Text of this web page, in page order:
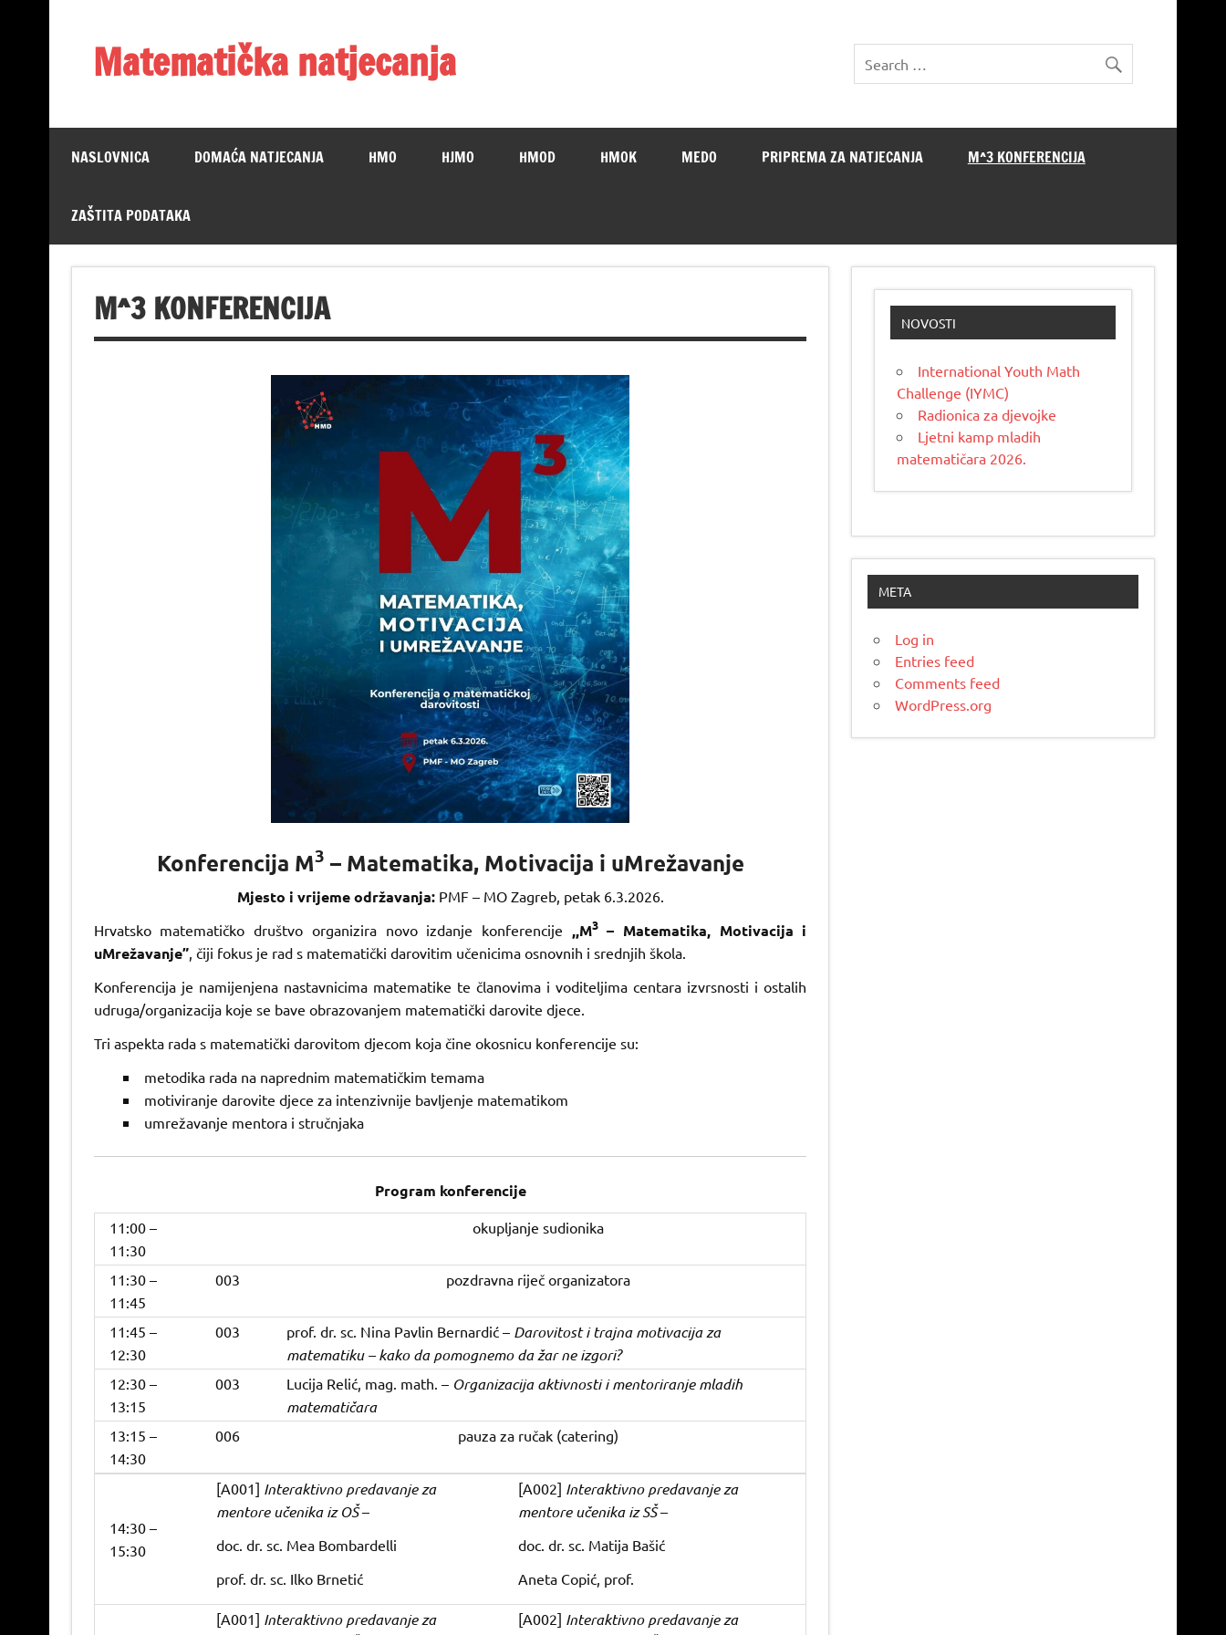
Matematička natjecanja
NASLOVNICA DOMAĆA NATJECANJA HMO HJMO HMOD HMOK MEDO PRIPREMA ZA NATJECANJA M^3 KONFERENCIJA
ZAŠTITA PODATAKA
M^3 KONFERENCIJA
Konferencija M3 – Matematika, Motivacija i uMrežavanje
Mjesto i vrijeme održavanja:PMF – MO Zagreb, petak 6.3.2026.
Hrvatsko matematičko društvo organizira novo izdanje konferencije ,,M3– Matematika, Motivacija i
uMrežavanje”, čiji fokus je rad s matematički darovitim učenicima osnovnih i srednjih škola.
Konferencija je namijenjena nastavnicima matematike te članovima i voditeljima centara izvrsnosti i ostalih
udruga/organizacija koje se bave obrazovanjem matematički darovite djece.
Tri aspekta rada s matematički darovitom djecom koja čine okosnicu konferencije su:
metodika rada na naprednim matematičkim temama
motiviranje darovite djece za intenzivnije bavljenje matematikom
umrežavanje mentora i stručnjaka
Program konferencije
11:00 –
11:30
okupljanje sudionika
11:30 –
11:45
003 pozdravna riječ organizatora
11:45 –
12:30
003 prof. dr. sc. Nina Pavlin Bernardić – Darovitost i trajna motivacija za
matematiku – kako da pomognemo da žar ne izgori?
12:30 –
13:15
003 Lucija Relić, mag. math. – Organizacija aktivnosti i mentoriranje mladih
matematičara
13:15 –
14:30
006 pauza za ručak (catering)
14:30 –
15:30
[A001] Interaktivno predavanje za
mentore učenika iz OŠ–
doc. dr. sc. Mea Bombardelli
prof. dr. sc. Ilko Brnetić
[A002] Interaktivno predavanje za
mentore učenika iz SŠ–
doc. dr. sc. Matija Bašić
Aneta Copić, prof.
[A001] Interaktivno predavanje za
[A002] Interaktivno predavanje za
NOVOSTI
International Youth Math
Challenge (IYMC)
Radionica za djevojke
Ljetni kamp mladih
matematičara 2026.
META
Log in
Entries feed
Comments feed
WordPress.org